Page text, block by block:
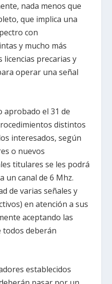
nada menos que
que implica una
con
y mucho más
licencias precarias y
operar una señal
aprobado el 31 de
distintos
interesados, según
o nuevos
titulares se les podrá
un canal de 6 Mhz.
de varias señales y
en atención a sus
aceptando las
todos deberán
establecidos